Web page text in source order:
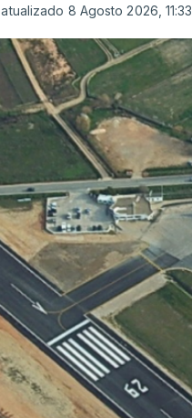
atualizado 8 Agosto 2026, 11:33